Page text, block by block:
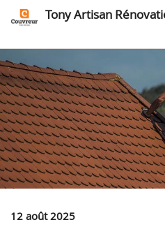
Tony Artisan
12 août 2025